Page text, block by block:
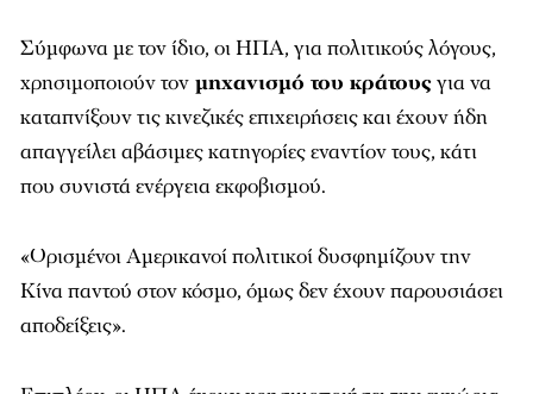
Σύμφωνα με τον ίδιο, οι ΗΠΑ, για πολιτικούς λόγους,
χρησιμοποιούν τον μηχανισμό του κράτουςγια να
καταπνίξουν τις κινεζικές επιχειρήσεις και έχουν ήδη
απαγγείλει αβάσιμες κατηγορίες εναντίον τους, κάτι
που συνιστά ενέργεια εκφοβισμού.
«Ορισμένοι Αμερικανοί πολιτικοί δυσφημίζουν την
Κίνα παντού στον κόσμο, όμως δεν έχουν παρουσιάσει
αποδείξεις».